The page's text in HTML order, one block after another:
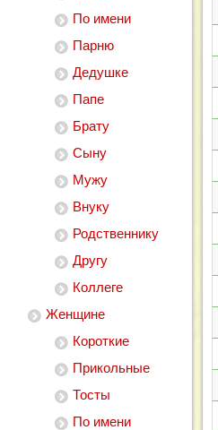
По имени
Парню
Дедушке
Папе
Брату
Сыну
Мужу
Внуку
Родственнику
Другу
Коллеге
Женщине
Короткие
Прикольные
Тосты
По имени